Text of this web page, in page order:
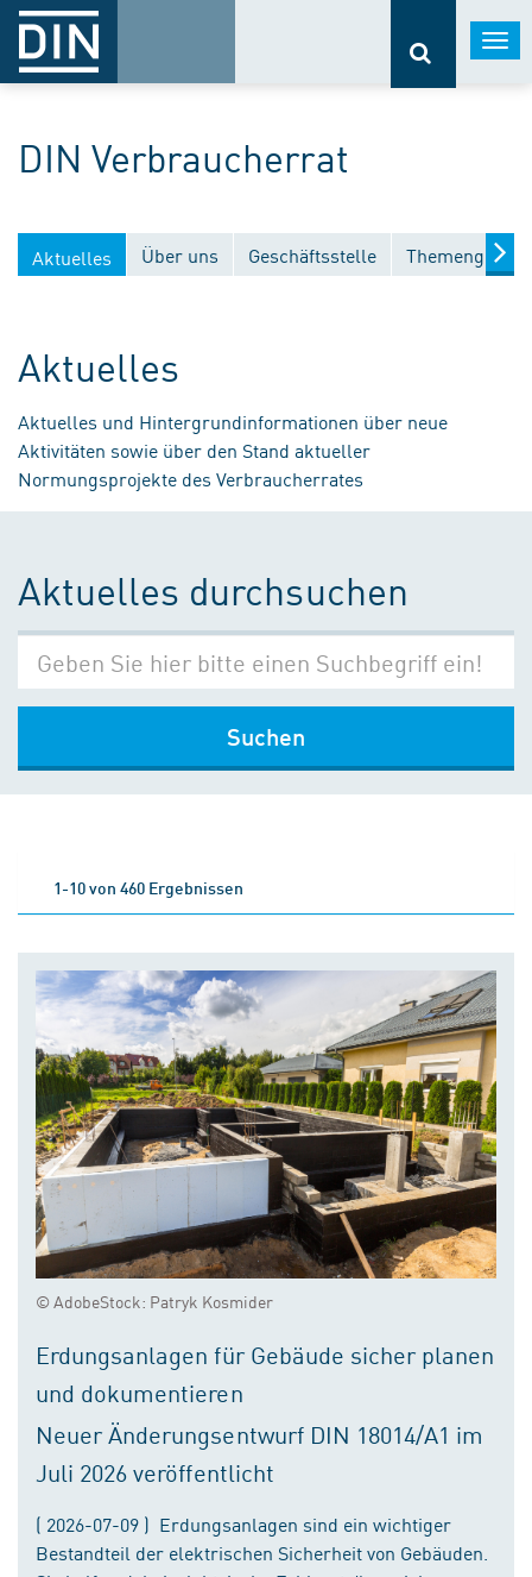
DIN Verbraucherrat
Aktuelles Über uns Geschäftsstelle
Aktuelles
Aktuelles und Hintergrundinformationen über neue
Aktivitäten sowie über den Stand aktueller
Normungsprojekte des Verbraucherrates
Aktuelles durchsuchen
Suchen
1-10 von 460 Ergebnissen
© AdobeStock: Patryk Kosmider
Erdungsanlagen für Gebäude sicher planen
und dokumentieren
Neuer Änderungsentwurf DIN 18014/A1 im
Juli 2026 veröffentlicht
( 2026-07-09 ) Erdungsanlagen sind ein wichtiger
Bestandteil der elektrischen Sicherheit von Gebäuden.